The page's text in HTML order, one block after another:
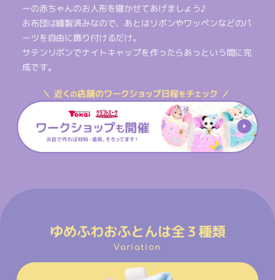
ーの赤ちゃんのお人形を寝かせてあげましょう♪
お布団は縫製済みなので、あとはリボンやワッペンなどのパ
ーツを自由に飾り付けるだけ。
サテンリボンでナイトキャップを作ったらあっという間に完
成です。
ゆめふわおふとんは全３種類
Variation